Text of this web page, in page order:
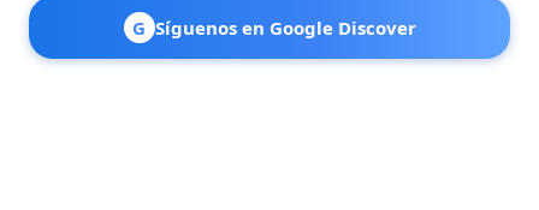
G Síguenos en Google Discover